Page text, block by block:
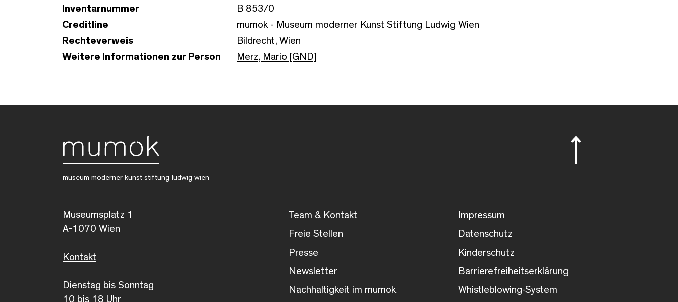
Inventarnummer
B 853/0
Creditline
mumok - Museum moderner Kunst Stiftung Ludwig Wien
Rechteverweis
Bildrecht, Wien
Weitere Informationen zur Person
Merz, Mario [GND]
museum moderner kunst stiftung ludwig wien
Museumsplatz 1
A-1070 Wien
Kontakt
Dienstag bis Sonntag
10 bis 18 Uhr
Team & Kontakt
Freie Stellen
Presse
Newsletter
Nachhaltigkeit im mumok
Impressum
Datenschutz
Kinderschutz
Barrierefreiheitserklärung
Whistleblowing-System